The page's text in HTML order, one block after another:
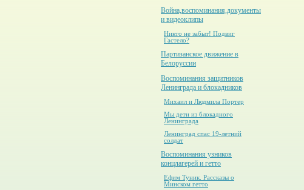
Война,воспоминания,документы
и видеоклипы
Никто не забыт! Подвиг
Гастело?
Партизанское движение в
Белоруссии
Воспоминания защитников
Ленинграда и блокадников
Михаил и Людмила Портер
Мы дети из блокадного
Ленинграда
Ленинград спас 19-летний
солдат
Воспоминания узников
концлагерей и гетто
Ефим Туник. Рассказы о
Минском гетто